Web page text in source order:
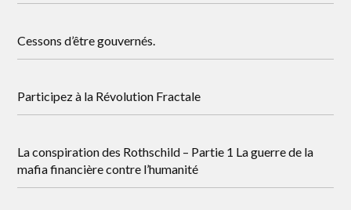
Cessons d’être gouvernés.
Participez à la Révolution Fractale
La conspiration des Rothschild – Partie 1 La guerre de la
mafia financière contre l’humanité